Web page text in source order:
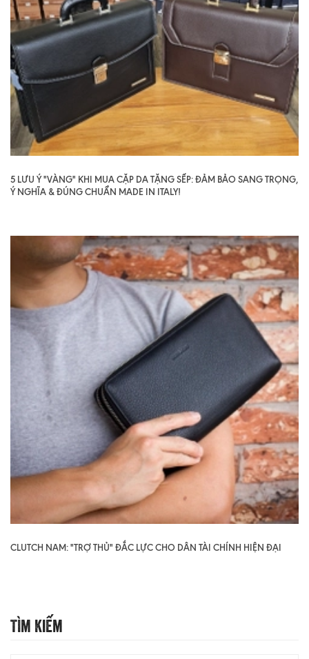
5 LƯU Ý "VÀNG" KHI MUA CẶP DA TẶNG SẾP: ĐẢM BẢO SANG TRỌNG,
Ý NGHĨA & ĐÚNG CHUẨN MADE IN ITALY!
CLUTCH NAM: "TRỢ THỦ" ĐẮC LỰC CHO DÂN TÀI CHÍNH HIỆN ĐẠI
Tìm Kiếm